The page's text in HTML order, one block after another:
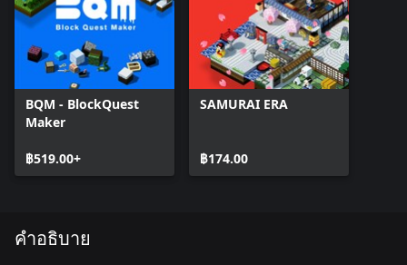
BQM - BlockQuest
Maker
฿519.00+
SAMURAI ERA
฿174.00
คำอธิบาย